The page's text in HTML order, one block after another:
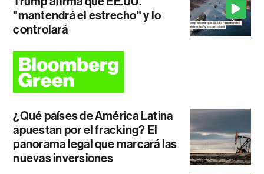
"mantendrá el estrecho" y lo
controlará
¿Qué países de América Latina
apuestan por el fracking? El
panorama legal que marcará las
nuevas inversiones